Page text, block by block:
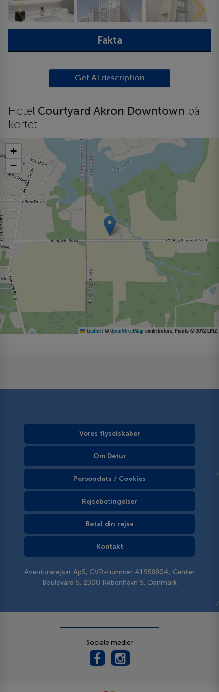
Fakta
Get AI description
Hotel Courtyard Akron Downtown på
kortet
+
−
Leaflet | © OpenStreetMap contributors, Points © 2012 LINZ
Vores flyselskaber
Om Detur
Persondata / Cookies
Rejsebetingelser
Betal din rejse
Kontakt
Aventurarejser ApS, CVR-nummer 41958804, Center
Boulevard 5, 2300 København S, Danmark
Sociale medier